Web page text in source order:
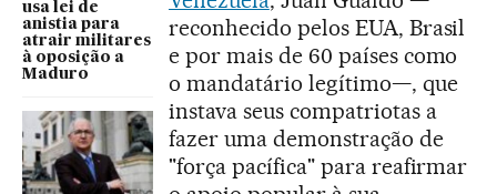
usa lei de
anistia para
atrair militares
à oposição a
Maduro
reconhecido pelos EUA, Brasil
e por mais de 60 países como
o mandatário legítimo—, que
instava seus compatriotas a
fazer uma demonstração de
"força pacífica" para reafirmar